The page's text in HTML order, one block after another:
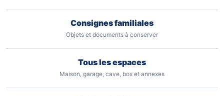
Consignes familiales
Objets et documents à conserver
Tous les espaces
Maison, garage, cave, box et annexes